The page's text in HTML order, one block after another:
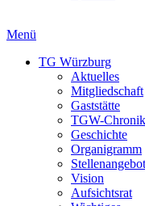
Menü
TG Würzburg
Aktuelles
Mitgliedschaft
Gaststätte
TGW-Chronik
Geschichte
Organigramm
Vision
Aufsichtsrat